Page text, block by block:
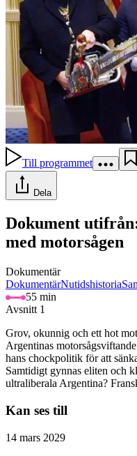
Till programmet
Dela
Dokument
med motorsågen
Dokumentär
DokumentärNutidshistoria
55 min
Avsnitt 1
Grov, okunnig och ett hot
Argentinas
hans chockpolitik för att
Samtidigt gynnas eliten och
ultraliberala Argentina?
Kan ses till
14 mars 2029